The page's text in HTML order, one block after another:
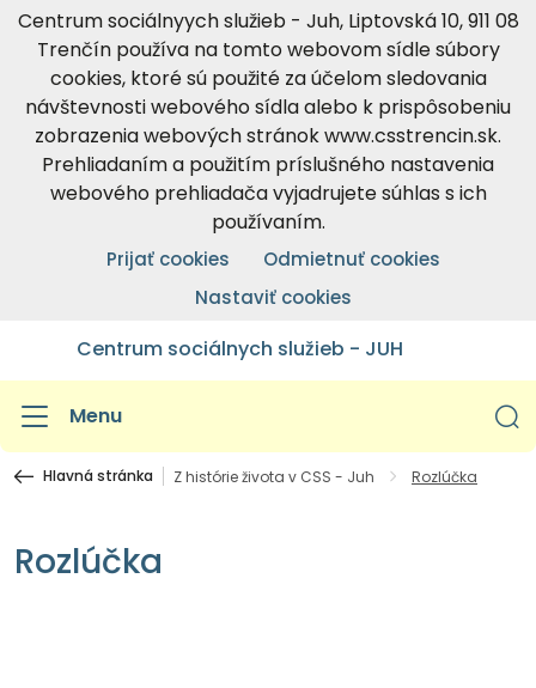
Centrum sociálnyych služieb - Juh, Liptovská 10, 911 08
Trenčín používa na tomto webovom sídle súbory
cookies, ktoré sú použité za účelom sledovania
návštevnosti webového sídla alebo k prispôsobeniu
zobrazenia webových stránok www.csstrencin.sk.
Prehliadaním a použitím príslušného nastavenia
webového prehliadača vyjadrujete súhlas s ich
používaním.
Prijať cookies
Odmietnuť cookies
Nastaviť cookies
Centrum sociálnych služieb - JUH
Menu
Hlavná stránka Z histórie života v CSS - Juh Rozlúčka
Rozlúčka